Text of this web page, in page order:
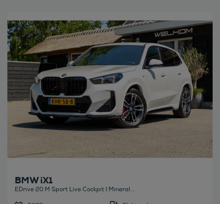
Bekijk deze auto
BMW iX1
EDrive 20 M Sport Live Cockpit I Mineral...